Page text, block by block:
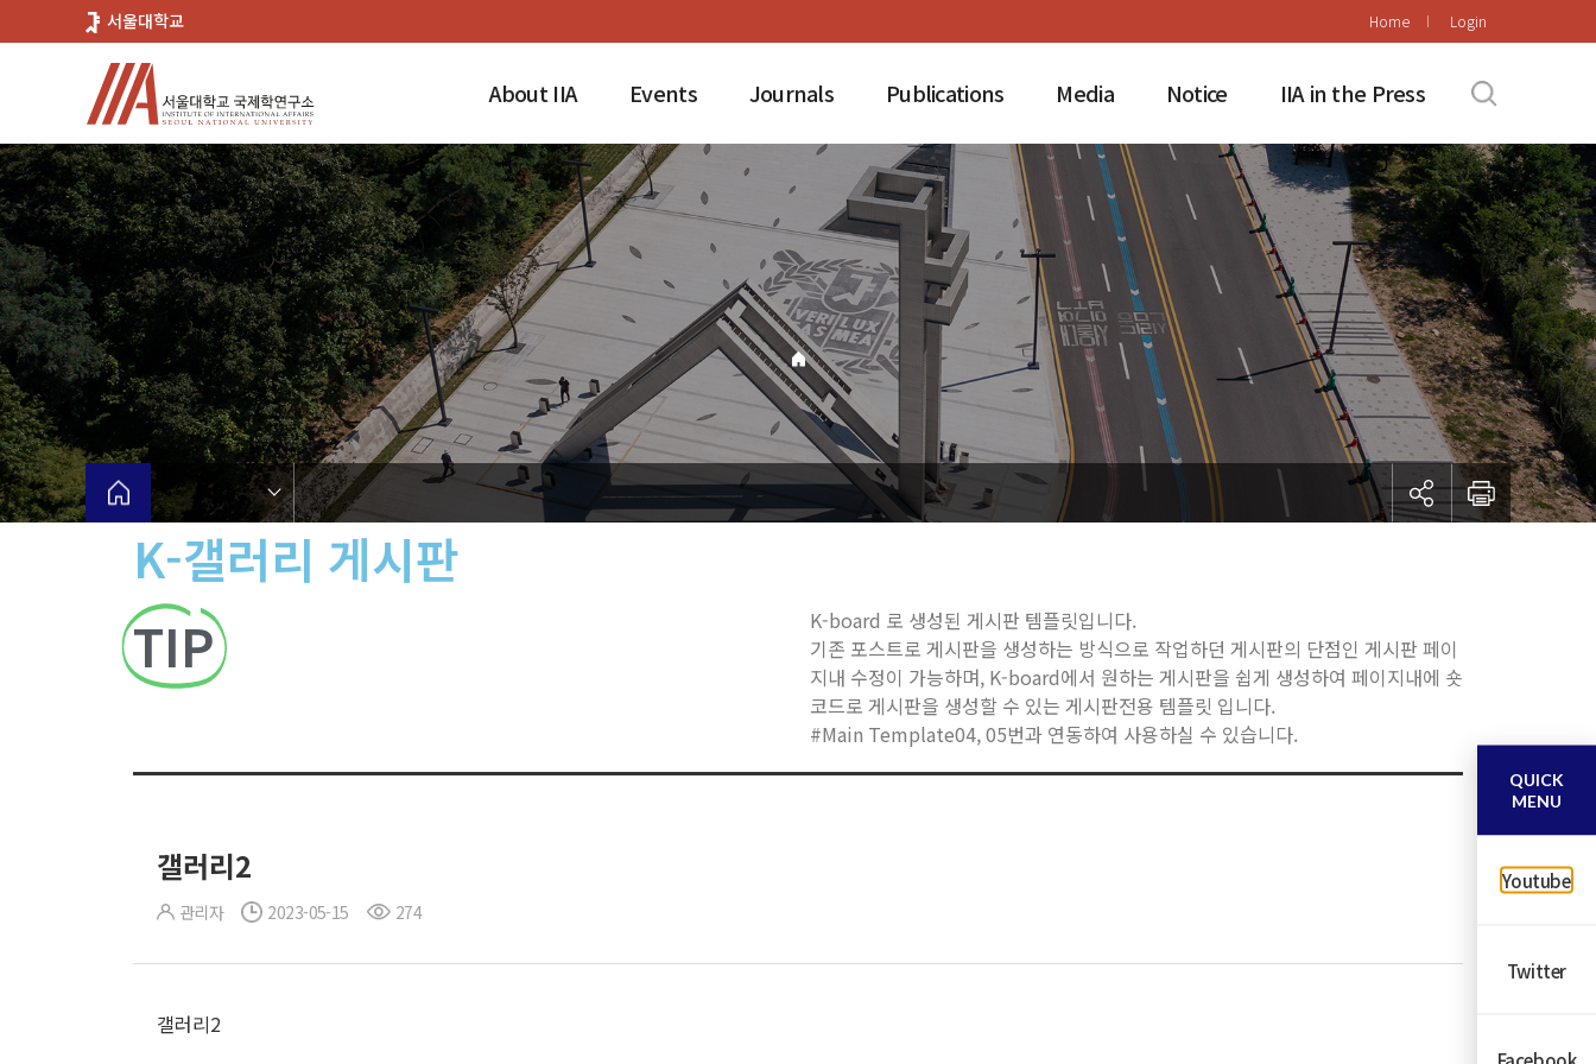
로
뉴
서울대학교 Home Login
About IIA Events Journals Publications Media Notice IIA in the Press
K-갤러리 게시판
TIP
K-board 로 생성된 게시판 템플릿입니다.
기존 포스트로 게시판을 생성하는 방식으로 작업하던 게시판의 단점인 게시판 페이
지내 수정이 가능하며, K-board에서 원하는 게시판을 쉽게 생성하여 페이지내에 숏
코드로 게시판을 생성할 수 있는 게시판전용 템플릿 입니다.
#Main Template04, 05번과 연동하여 사용하실 수 있습니다.
갤러리2
관리자 2023-05-15 274
갤러리2
QUICK
MENU
Youtube
Twitter
Facebook